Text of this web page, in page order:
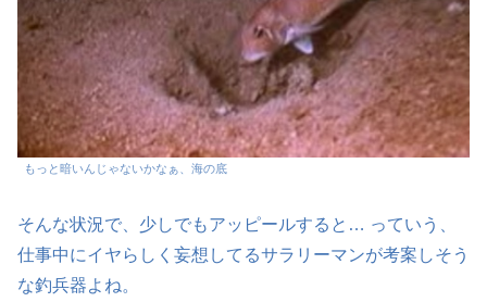
もっと暗いんじゃないかなぁ、海の底
そんな状況で、少しでもアッピールすると… っていう、
仕事中にイヤらしく妄想してるサラリーマンが考案しそう
な釣兵器よね。